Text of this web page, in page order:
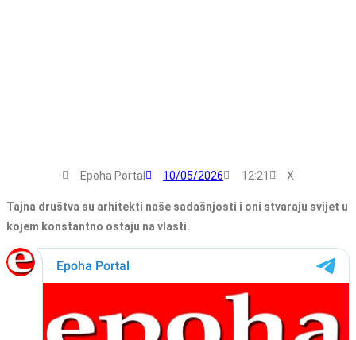
Epoha Portal 10/05/2026 12:21 X
Tajna društva su arhitekti naše sadašnjosti i oni stvaraju svijet u
kojem konstantno ostaju na vlasti.